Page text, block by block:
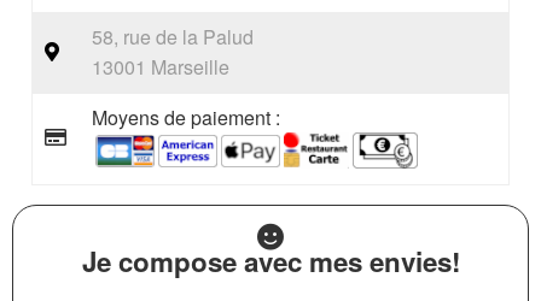
58, rue de la Palud
13001 Marseille
Moyens de paiement :
Je compose avec mes envies!